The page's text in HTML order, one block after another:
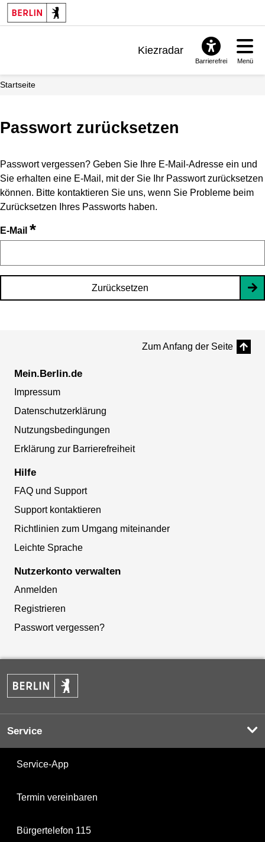
Kiezradar
Barrierefrei Menü
Startseite
Passwort zurücksetzen
Passwort vergessen? Geben Sie Ihre E-Mail-Adresse ein und
Sie erhalten eine E-Mail, mit der Sie Ihr Passwort zurücksetzen
können. Bitte kontaktieren Sie uns, wenn Sie Probleme beim
Zurücksetzen Ihres Passworts haben.
E-Mail *
Zurücksetzen
Zum Anfang der Seite
Mein.Berlin.de
Impressum
Datenschutzerklärung
Nutzungsbedingungen
Erklärung zur Barrierefreiheit
Hilfe
FAQ und Support
Support kontaktieren
Richtlinien zum Umgang miteinander
Leichte Sprache
Nutzerkonto verwalten
Anmelden
Registrieren
Passwort vergessen?
Service
Service-App
Termin vereinbaren
Bürgertelefon 115